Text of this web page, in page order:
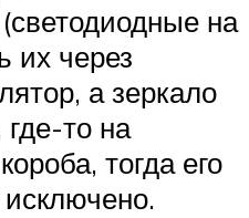
на
их через
а зеркало
где-то на
тогда его